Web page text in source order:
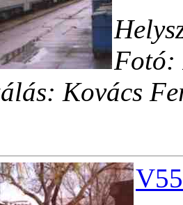
Fotó:
Kovács